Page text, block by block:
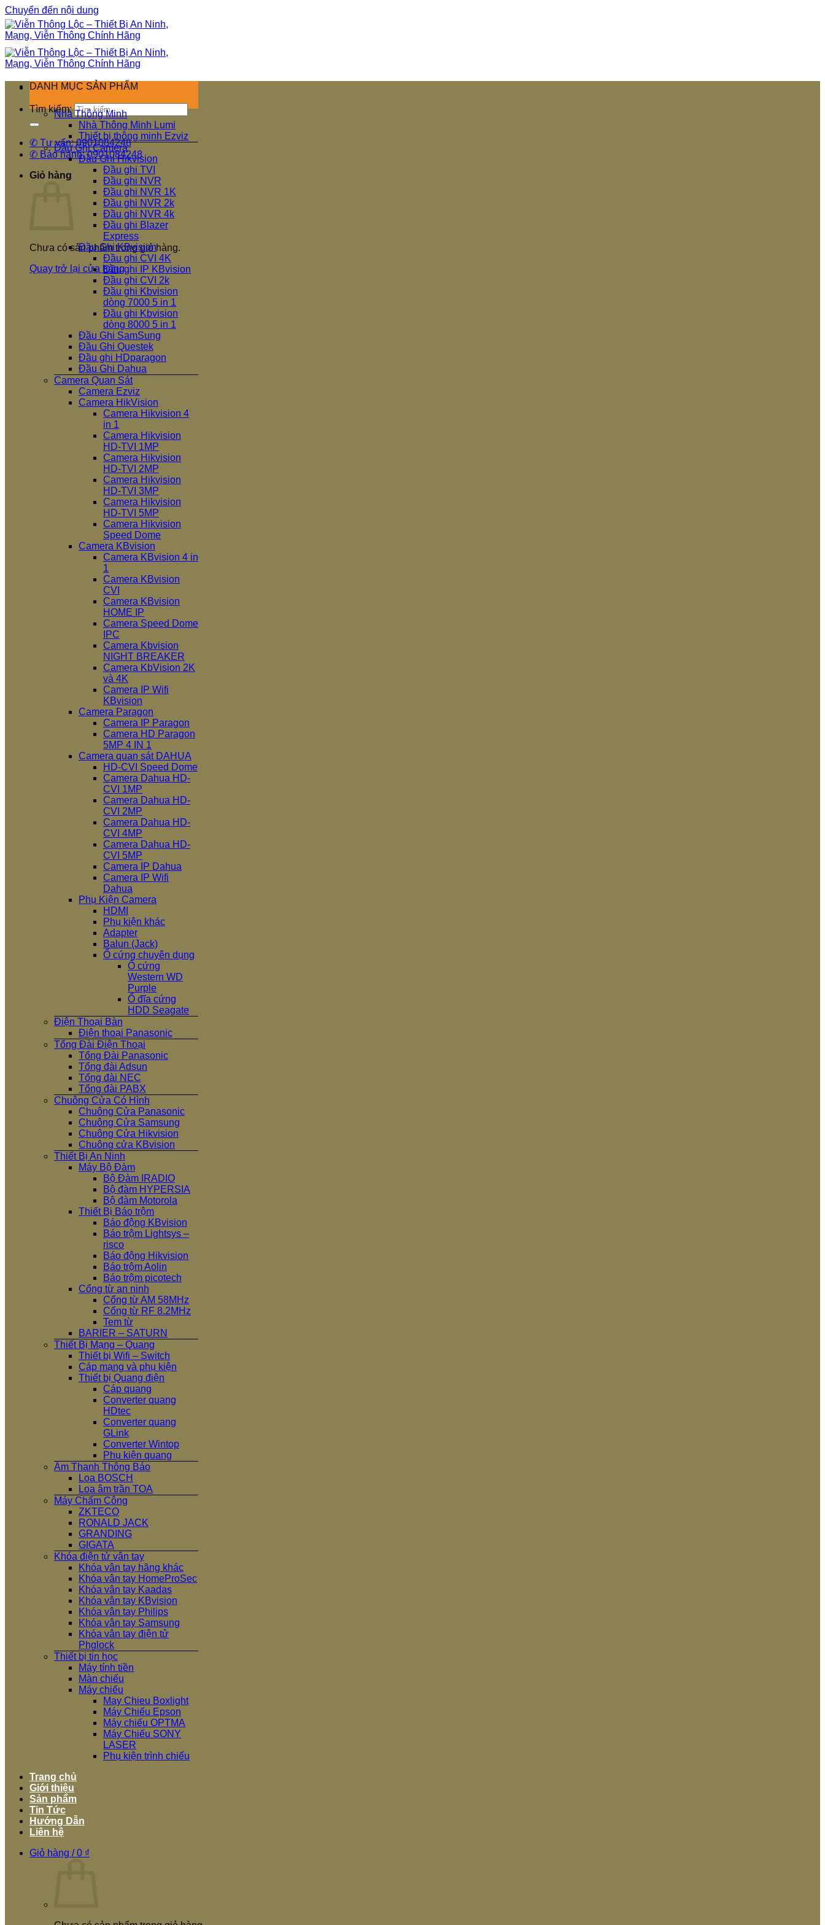
Chuyển đến nội dung
Tìm kiếm:
✆ Tư vấn: 0901084248
✆ Bảo hành: 0901084248
Giỏ hàng
Chưa có sản phẩm trong giỏ hàng.
Quay trở lại cửa hàng
DANH MỤC SẢN PHẨM
Nhà Thông Minh
Nhà Thông Minh Lumi
Thiết bị thông minh Ezviz
Đầu Ghi Camera
Đầu Ghi Hikvision
Đầu ghi TVI
Đầu ghi NVR
Đầu ghi NVR 1K
Đầu ghi NVR 2k
Đầu ghi NVR 4k
Đầu ghi Blazer
Express
Đầu Ghi KBvision
Đầu ghi CVI 4K
Đầu ghi IP KBvision
Đầu ghi CVI 2k
Đầu ghi Kbvision
dòng 7000 5 in 1
Đầu ghi Kbvision
dòng 8000 5 in 1
Đầu Ghi SamSung
Đầu Ghi Questek
Đầu ghi HDparagon
Đầu Ghi Dahua
Camera Quan Sát
Camera Ezviz
Camera HikVision
Camera Hikvision 4
in 1
Camera Hikvision
HD-TVI 1MP
Camera Hikvision
HD-TVI 2MP
Camera Hikvision
HD-TVI 3MP
Camera Hikvision
HD-TVI 5MP
Camera Hikvision
Speed Dome
Camera KBvision
Camera KBvision 4 in
1
Camera KBvision
CVI
Camera KBvision
HOME IP
Camera Speed Dome
IPC
Camera Kbvision
NIGHT BREAKER
Camera KbVision 2K
và 4K
Camera IP Wifi
KBvision
Camera Paragon
Camera IP Paragon
Camera HD Paragon
5MP 4 IN 1
Camera quan sát DAHUA
HD-CVI Speed Dome
Camera Dahua HD-
CVI 1MP
Camera Dahua HD-
CVI 2MP
Camera Dahua HD-
CVI 4MP
Camera Dahua HD-
CVI 5MP
Camera IP Dahua
Camera IP Wifi
Dahua
Phụ Kiện Camera
HDMI
Phụ kiện khác
Adapter
Balun (Jack)
Ổ cứng chuyên dụng
Ổ cứng
Western WD
Purple
Ổ đĩa cứng
HDD Seagate
Điện Thoại Bàn
Điện thoại Panasonic
Tổng Đài Điện Thoại
Tổng Đài Panasonic
Tổng đài Adsun
Tổng đài NEC
Tổng đài PABX
Chuông Cửa Có Hình
Chuông Cửa Panasonic
Chuông Cửa Samsung
Chuông Cửa Hikvision
Chuông cửa KBvision
Thiết Bị An Ninh
Máy Bộ Đàm
Bộ Đàm IRADIO
Bộ đàm HYPERSIA
Bộ đàm Motorola
Thiết Bị Báo trộm
Báo động KBvision
Báo trộm Lightsys –
risco
Báo động Hikvision
Báo trộm Aolin
Báo trộm picotech
Cổng từ an ninh
Cổng từ AM 58MHz
Cổng từ RF 8.2MHz
Tem từ
BARIER – SATURN
Thiết Bị Mạng – Quang
Thiết bị Wifi – Switch
Cáp mạng và phụ kiện
Thiết bị Quang điện
Cáp quang
Converter quang
HDtec
Converter quang
GLink
Converter Wintop
Phụ kiện quang
Âm Thanh Thông Báo
Loa BOSCH
Loa âm trần TOA
Máy Chấm Công
ZKTECO
RONALD JACK
GRANDING
GIGATA
Khóa điện tử vân tay
Khóa vân tay hãng khác
Khóa vân tay HomeProSec
Khóa vân tay Kaadas
Khóa vân tay KBvision
Khóa vân tay Philips
Khóa vân tay Samsung
Khóa vân tay điện tử
Phglock
Thiết bị tin học
Máy tính tiền
Màn chiếu
Máy chiếu
May Chieu Boxlight
Máy Chiếu Epson
Máy chiếu OPTMA
Máy Chiếu SONY
LASER
Phụ kiện trình chiếu
Trang chủ
Giới thiệu
Sản phẩm
Tin Tức
Hướng Dẫn
Liên hệ
Giỏ hàng /0 ₫